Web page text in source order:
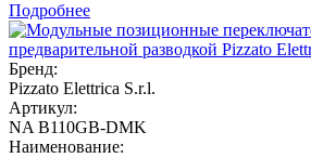
Подробнее
Бренд:
Pizzato Elettrica S.r.l.
Артикул:
NA B110GB-DMK
Наименование: